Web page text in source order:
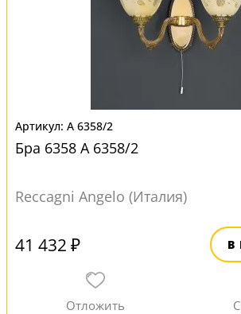
A 6358/2
Бра 6358 A 6358/2
Reccagni Angelo (Италия)
41 432 ₽ В